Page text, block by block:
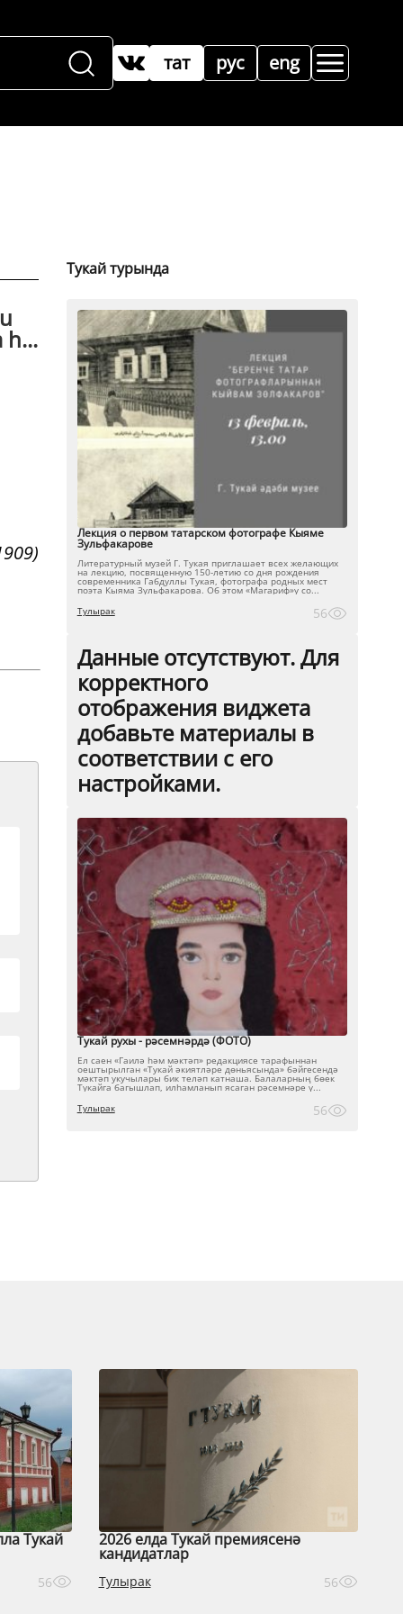
рус
тат eng
h...
Тукай турында
Лекция о первом татарском фотографе Кыяме
Зульфакарове
Литературный музей Г. Тукая приглашает всех желающих
на лекцию, посвященную 150-летию со дня рождения
современника Габдуллы Тукая, фотографа родных мест
поэта Кыяма Зульфакарова. Об этом «Магариф»у со...
Тулырак
56
Данные отсутствуют. Для
корректного
отображения виджета
добавьте материалы в
соответствии с его
настройками.
Тукай рухы - рәсемнәрдә (ФОТО)
Ел саен «Гаилә һәм мәктәп» редакциясе тарафыннан
оештырылган «Тукай әкиятләре дөньясында» бәйгесендә
мәктәп укучылары бик теләп катнаша. Балаларның бөек
Тукайга багышлап, илһамланып ясаган рәсемнәре ү...
Тулырак
56
Тукай
56
2026 елда Тукай премиясенә
кандидатлар
Тулырак 56